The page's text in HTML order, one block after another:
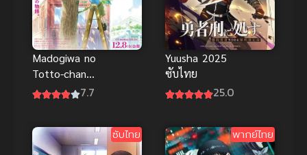
Madogiwa no
Totto-chan
โต๊ะโตะจัง เด็ก
พากย์ไทยดี
7.7
Yuusha 2025
ซับไทย
25.0
ซับไทย พากย์ไทย